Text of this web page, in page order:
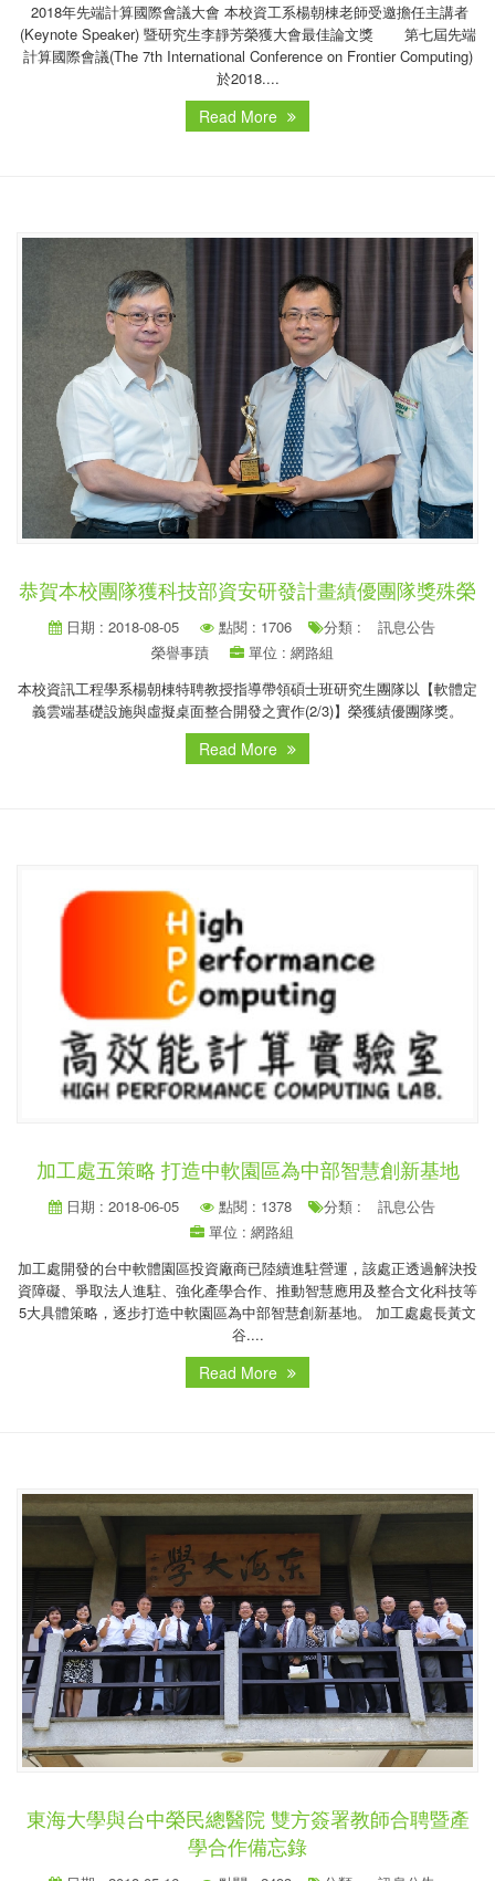
2018年先端計算國際會議大會 本校資工系楊朝棟老師受邀擔任主講者
(Keynote Speaker) 暨研究生李靜芳榮獲大會最佳論文獎 第七屆先端
計算國際會議(The 7th International Conference on Frontier Computing)
於2018....
Read More
恭賀本校團隊獲科技部資安研發計畫績優團隊獎殊榮
日期 : 2018-08-05 點閱 : 1706 分類 :
訊息公告
榮譽事蹟
單位 : 網路組
本校資訊工程學系楊朝棟特聘教授指導帶領碩士班研究生團隊以【軟體定
義雲端基礎設施與虛擬桌面整合開發之實作(2/3)】榮獲績優團隊獎。
Read More
加工處五策略 打造中軟園區為中部智慧創新基地
日期 : 2018-06-05 點閱 : 1378 分類 :
訊息公告
單位 : 網路組
加工處開發的台中軟體園區投資廠商已陸續進駐營運，該處正透過解決投
資障礙、爭取法人進駐、強化產學合作、推動智慧應用及整合文化科技等
5大具體策略，逐步打造中軟園區為中部智慧創新基地。 加工處處長黃文
谷....
Read More
東海大學與台中榮民總醫院 雙方簽署教師合聘暨產
學合作備忘錄